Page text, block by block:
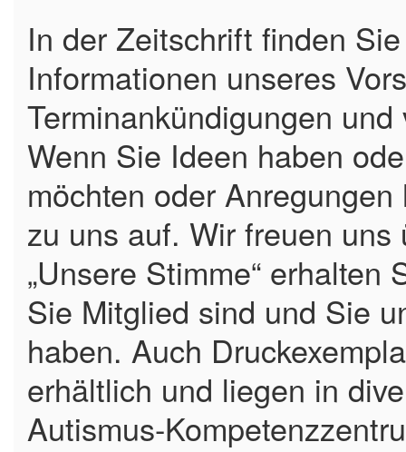
In der Zeitschrift finden
Informationen unseres
Terminankündigungen und
Wenn Sie Ideen haben
möchten oder
zu uns auf. Wir freuen
„Unsere Stimme“
Sie Mitglied sind und Sie
haben. Auch
erhältlich und liegen in
Autismus-